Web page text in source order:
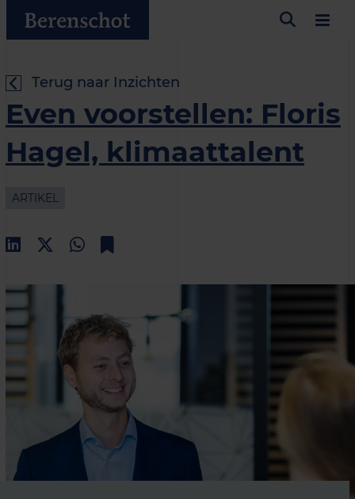
Terug naar Inzichten
Even voorstellen: Floris
Hagel, klimaattalent
ARTIKEL